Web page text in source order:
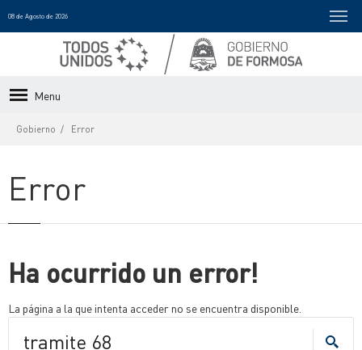
08 de Agosto de 2026
Menu
Gobierno Error
Error
Ha ocurrido un error!
La página a la que intenta acceder no se encuentra disponible.